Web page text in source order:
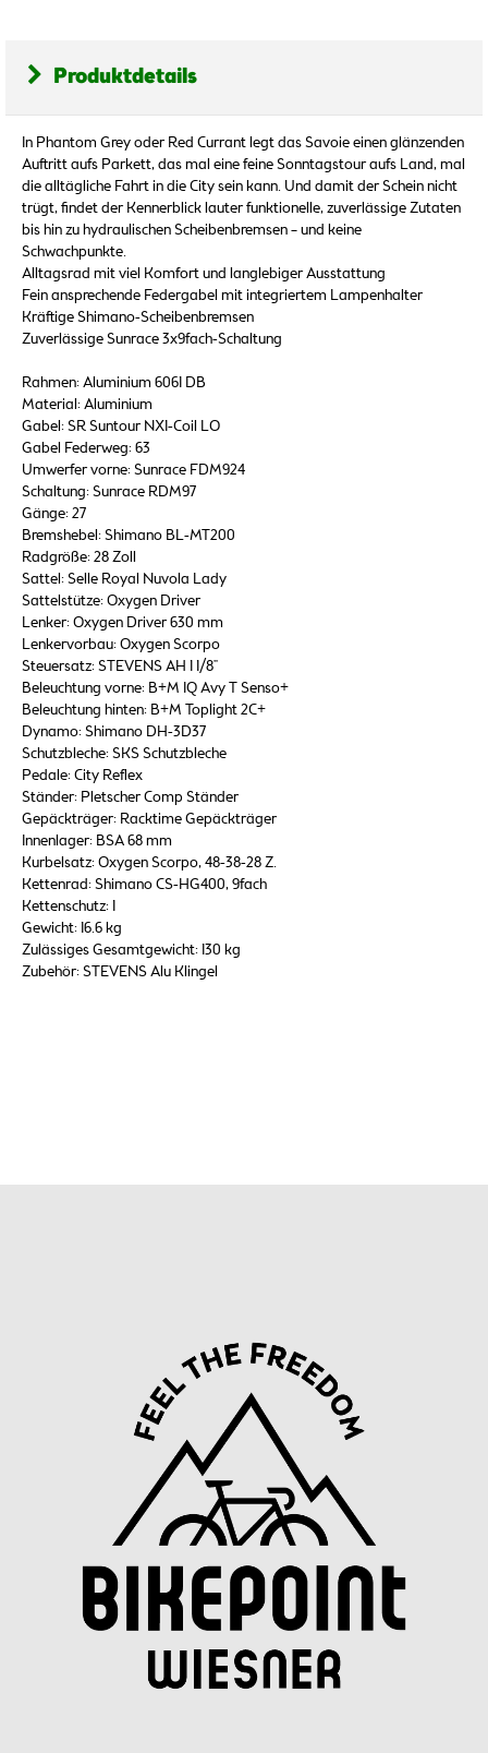
Produktdetails
In Phantom Grey oder Red Currant legt das Savoie einen glänzenden
Auftritt aufs Parkett, das mal eine feine Sonntagstour aufs Land, mal
die alltägliche Fahrt in die City sein kann. Und damit der Schein nicht
trügt, findet der Kennerblick lauter funktionelle, zuverlässige Zutaten
bis hin zu hydraulischen Scheibenbremsen – und keine
Schwachpunkte.
Alltagsrad mit viel Komfort und langlebiger Ausstattung
Fein ansprechende Federgabel mit integriertem Lampenhalter
Kräftige Shimano-Scheibenbremsen
Zuverlässige Sunrace 3x9fach-Schaltung
Rahmen: Aluminium 6061 DB
Material: Aluminium
Gabel: SR Suntour NX1-Coil LO
Gabel Federweg: 63
Umwerfer vorne: Sunrace FDM924
Schaltung: Sunrace RDM97
Gänge: 27
Bremshebel: Shimano BL-MT200
Radgröße: 28 Zoll
Sattel: Selle Royal Nuvola Lady
Sattelstütze: Oxygen Driver
Lenker: Oxygen Driver 630 mm
Lenkervorbau: Oxygen Scorpo
Steuersatz: STEVENS AH 1 1/8"
Beleuchtung vorne: B+M IQ Avy T Senso+
Beleuchtung hinten: B+M Toplight 2C+
Dynamo: Shimano DH-3D37
Schutzbleche: SKS Schutzbleche
Pedale: City Reflex
Ständer: Pletscher Comp Ständer
Gepäckträger: Racktime Gepäckträger
Innenlager: BSA 68 mm
Kurbelsatz: Oxygen Scorpo, 48-38-28 Z.
Kettenrad: Shimano CS-HG400, 9fach
Kettenschutz: 1
Gewicht: 16.6 kg
Zulässiges Gesamtgewicht: 130 kg
Zubehör: STEVENS Alu Klingel